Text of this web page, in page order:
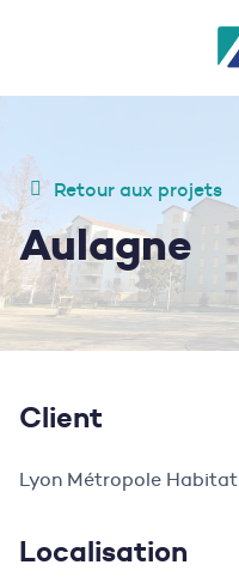
Retour aux projets
Aulagne
Client
Lyon Métropole Habitat
Localisation